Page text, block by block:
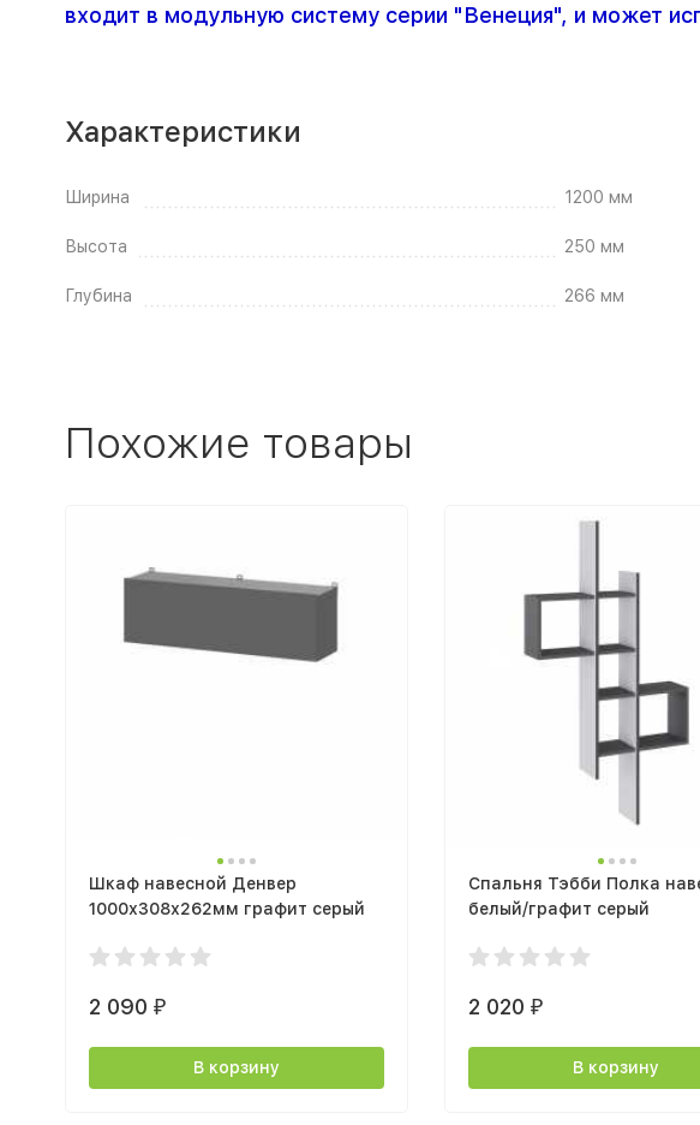
входит в модульную систему серии "Венеция", и может
Характеристики
Ширина 1200 мм
Высота 250 мм
Глубина 266 мм
Похожие товары
Шкаф навесной Денвер
1000х308х262мм графит серый
2 090 ₽
В корзину
Спальня Тэбби Полка
белый/графит серый
2 020₽
В корзину